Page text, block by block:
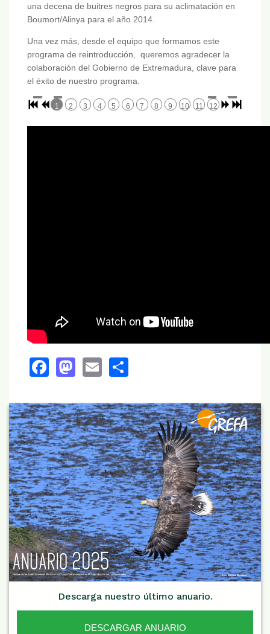
una decena de buitres negros para su aclimatación en
Boumort/Alinya para el año 2014.
Una vez más, desde el equipo que formamos este
programa de reintroducción, queremos agradecer la
colaboración del Gobierno de Extremadura, clave para
el éxito de nuestro programa.
1 2 3 4 5 6 7 8 9 10 11 12
Facebook
Mastodon
Email
Descarga nuestro último anuario.
DESCARGAR ANUARIO